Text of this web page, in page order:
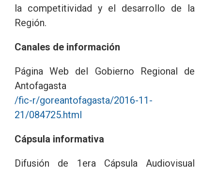
la competitividad y el desarrollo de la
Región.
Canales de información
Página Web del Gobierno Regional de
Antofagasta
/fic-r/goreantofagasta/2016-11-
21/084725.html
Cápsula informativa
Difusión de 1era Cápsula Audiovisual